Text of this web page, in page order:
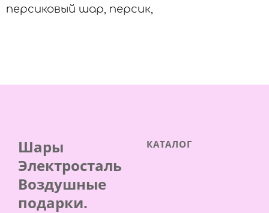
персиковый шар, персик,
Шары
Электросталь
Воздушные
подарки.
КАТАЛОГ